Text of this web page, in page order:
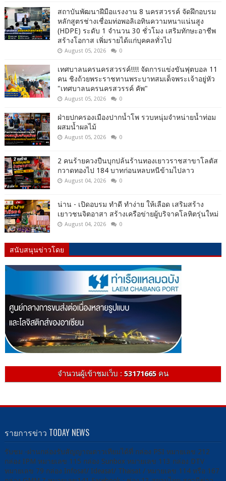
สถาบันพัฒนาฝีมือแรงงาน 8 นครสวรรค์ จัดฝึกอบรม
หลักสูตรช่างเชื่อมท่อพอลิเอทินความหนาแน่นสูง
(HDPE) ระดับ 1 จำนวน 30 ชั่วโมง เสริมทักษะอาชีพ
สร้างโอกาส เพิ่มรายได้แก่บุคคลทั่วไป
August 05, 2026 0
เทศบาลนครนครสวรรค์!!!! จัดการแข่งขันฟุตบอล 11
คน ชิงถ้วยพระราชทานพระบาทสมเด็จพระเจ้าอยู่หัว
"เทศบาลนครนครสวรรค์ คัพ"
August 05, 2026 0
ฝ่ายปกครองเมืองปากน้ำโพ รวบหนุ่มจำหน่ายน้ำท่อม
ผสมน้ำผลไม้
August 05, 2026 0
2 คนร้ายควงปืนบุกปล้นร้านทองเยาวราชสาขาโลตัส
กวาดทองไป 184 บาทก่อนหลบหนีข้ามไปลาว
August 04, 2026 0
น่าน - เปิดอบรม ทำดี ทำง่าย ให้เลือด เสริมสร้าง
เยาวชนจิตอาสา สร้างเครือข่ายผู้บริจาคโลหิตรุ่นใหม่
August 04, 2026 0
สนับสนุนข่าวโดย
จำนวนผู้เข้าชมเว็บ : 53171665คน
รายการข่าว TODAY NEWS
รับชม -ผ่านกล่องรับสัญญาณดาวเทียมได้ที่ กล่อง PSI หมายเลข 212
กล่อง IPM หมายเลข 115 กล่อง Sunbox หมายเลข 113 กล่อง DTV
หมายเลข 79 กล่อง Infosat/ Ideasat/ Thaisat / หมายเลข 114 หรือ 167